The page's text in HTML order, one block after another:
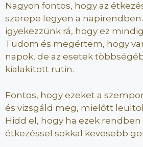
Nagyon fontos, hogy az
szerepe legyen a napirendben.
igyekezzünk rá, hogy ez
Tudom és megértem, hogy
napok, de az esetek
kialakított rutin.
Fontos, hogy ezeket a
és vizsgáld meg, mielőtt
Hidd el, hogy ha ezek rendben
étkezéssel sokkal kevesebb